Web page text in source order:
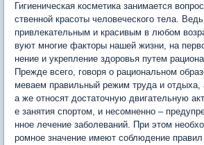
Гигиеническая косметика занимается
ственной красоты человеческого тела.
привлекательным и красивым в любом
вуют многие факторы нашей жизни, на
нение и укрепление здоровья путем
Прежде всего, говоря о рациональном
меваем правильный режим труда и
а же относят достаточную двигательную
е занятия спортом, и несомненно –
нное лечение заболеваний. При этом
ромное значение имеют соблюдение